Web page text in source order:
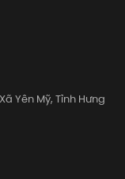
Yên Mỹ, Tỉnh Hưng